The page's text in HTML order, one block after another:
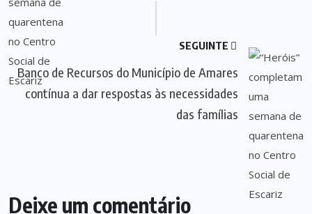
SEGUINTE
Banco de Recursos do Município de Amares
contínua a dar respostas às necessidades
das famílias
Deixe um comentário